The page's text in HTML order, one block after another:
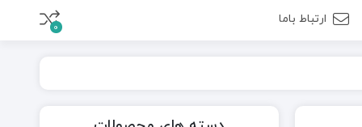
ارتباط باما
0